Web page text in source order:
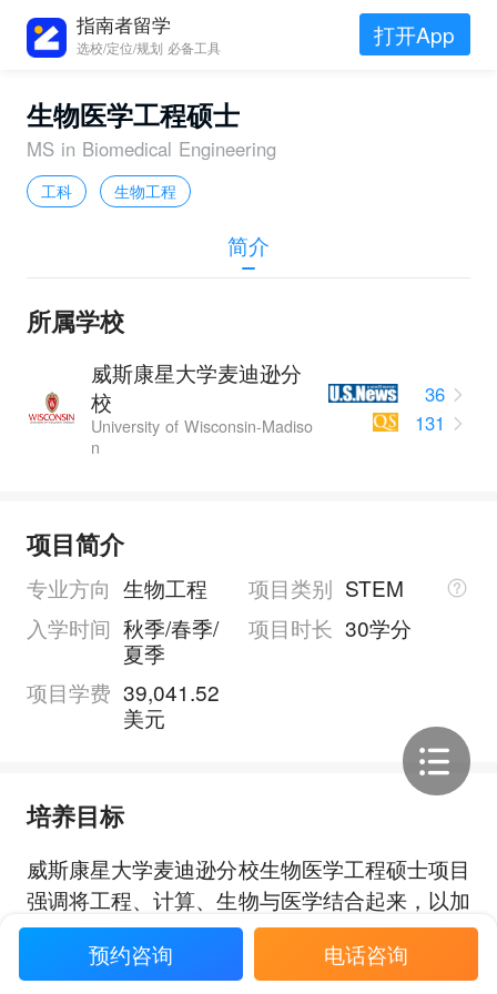
指南者留学
选校/定位/规划 必备工具 打开App
生物医学工程硕士
MS in Biomedical Engineering
工科 生物工程
简介
所属学校
威斯康星大学麦迪逊分
校
University of Wisconsin-Madiso
n
36
131
项目简介
专业方向 生物工程 项目类别 STEM
入学时间 秋季/春季/
夏季
项目时长 30学分
项目学费 39,041.52
美元
培养目标
威斯康星大学麦迪逊分校生物医学工程硕士项目
强调将工程、计算、生物与医学结合起来，以加
深对疾病的理解、改进诊断并开发有助于人类健
康的治疗方法。项目同时聚焦于开发新的工具和
预约咨询 电话咨询